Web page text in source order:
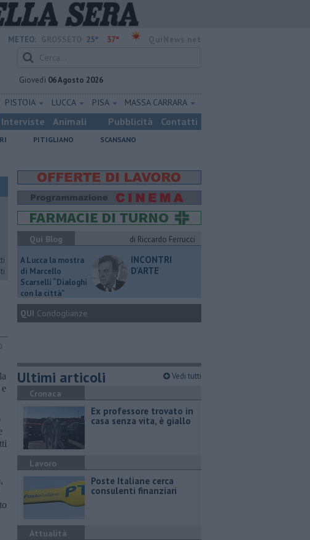
METEO: 25° 37°
Giovedì 06 Agosto 2026
PISTOIA LUCCA PISA MASSA CARRARA
Interviste Animali Pubblicità Contatti
PITIGLIANO
SCANSANO
Qui Blog
di Riccardo Ferrucci
A Lucca la mostra
di Marcello
Scarselli “Dialoghi
con la città"
INCONTRI
D'ARTE
QUI Condoglianze
Ultimi articoli Vedi tutti
Cronaca
Ex professore trovato in
casa senza vita, è giallo
Lavoro
Poste Italiane cerca
consulenti finanziari
Attualità